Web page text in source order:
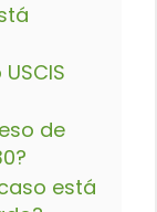
de
está